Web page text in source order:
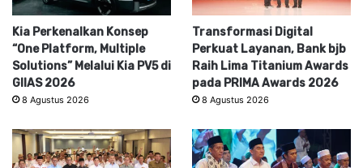
Kia Perkenalkan Konsep
“One Platform, Multiple
Solutions” Melalui Kia PV5 di
GIIAS 2026
8 Agustus 2026
Transformasi Digital
Perkuat Layanan, Bank bjb
Raih Lima Titanium Awards
pada PRIMA Awards 2026
8 Agustus 2026